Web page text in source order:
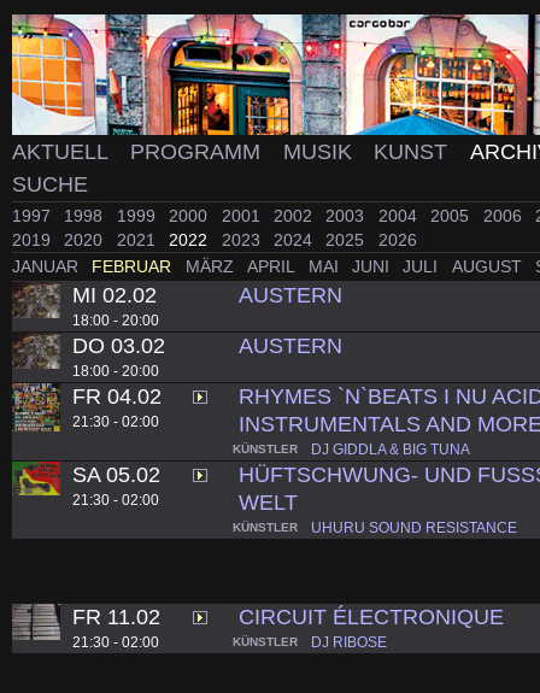
AKTUELL PROGRAMM MUSIK KUNST
SUCHE
1997 1998 1999 2000 2001 2002 2003 2004 2005 2006
2019
2020 2021 2022 2023 2024 2025
2026
JANUAR
FEBRUAR MÄRZ APRIL MAI JUNI JULI AUGUST
MI 02.02
18:00 - 20:00
AUSTERN
DO 03.02
18:00 - 20:00
AUSTERN
FR 04.02
21:30 - 02:00
RHYMES `N`BEATS I NU
INSTRUMENTALS AND
KÜNSTLER DJ GIDDLA & BIG TUNA
SA 05.02
21:30 - 02:00
HÜFTSCHWUNG- UND
WELT
KÜNSTLER UHURU SOUND RESISTANCE
FR 11.02
21:30 - 02:00
CIRCUIT ÉLECTRONIQUE
KÜNSTLER DJ RIBOSE